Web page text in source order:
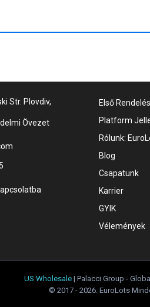
Str. Plovdiv,
Övezet
Első
Platform
Rólunk:
Blog
Csapatunk
Karrier
GYIK
Vélemények
US Wholesale | Palacci Group -
© 2017 - 2026. EuroLots